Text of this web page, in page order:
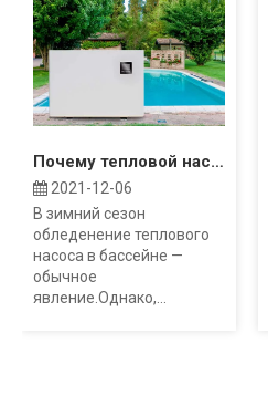
Почему тепловой насос моего бассейна замерзает?
2021-12-06
В зимний сезон
обледенение теплового
насоса в бассейне —
обычное
явление.Однако,...